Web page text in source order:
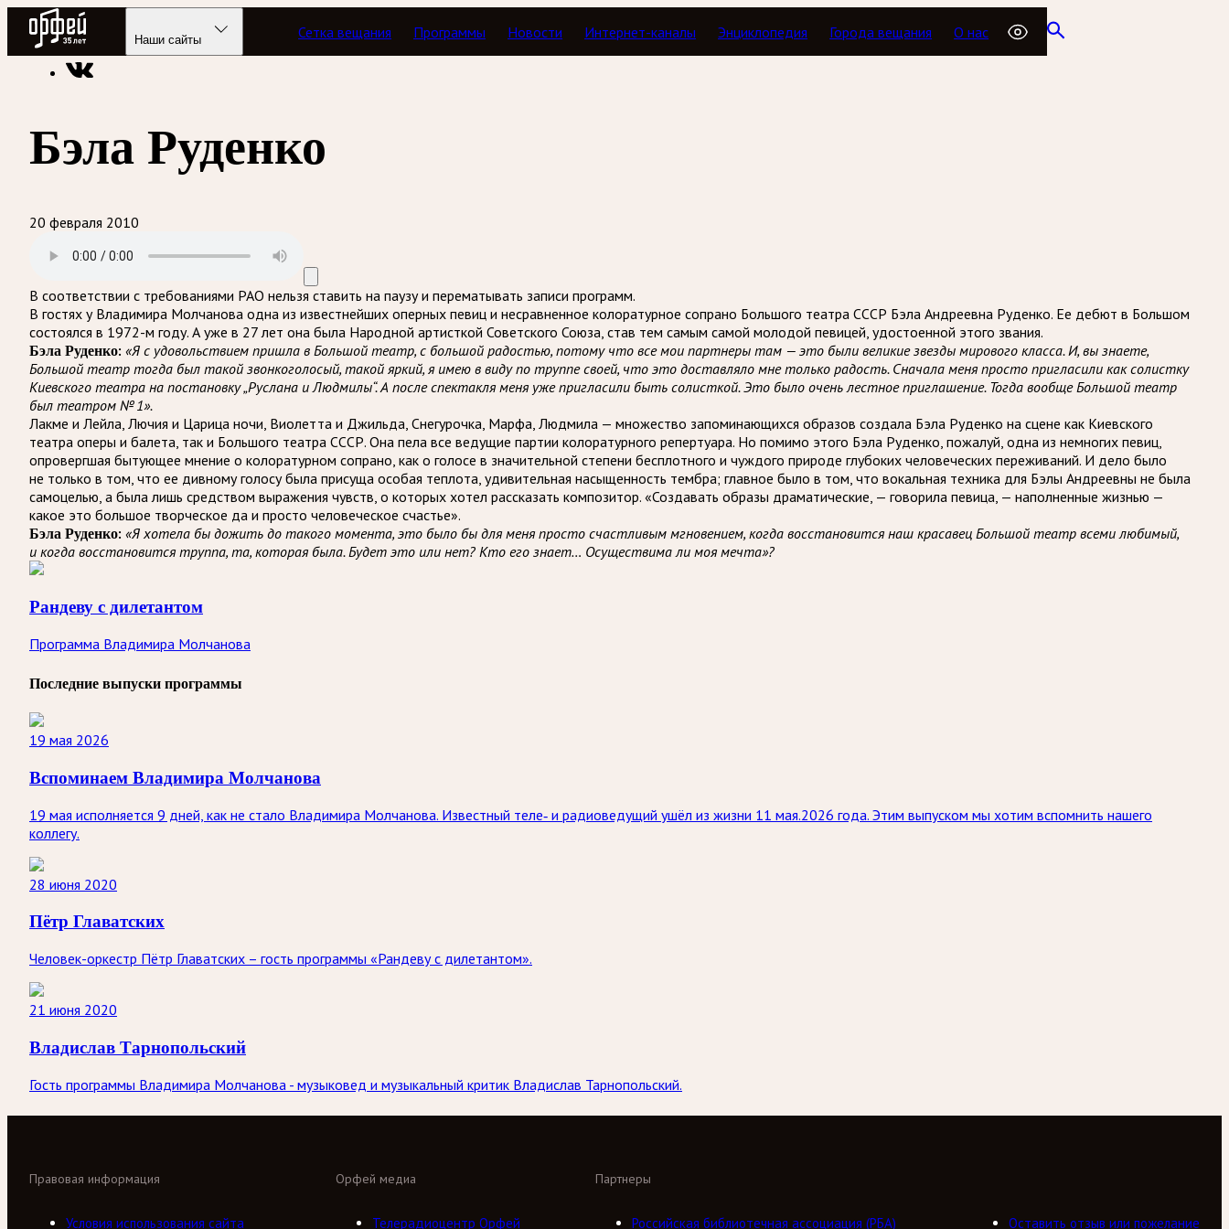
Радио Орфей
Наши сайты Сетка вещания Программы Новости Интернет-каналы Энциклопедия Города вещания О нас
Радио классической музыки «Орфей» Подкасты Рандеву с дилетантом
Бэла Руденко
20 февраля 2010
В соответствии с требованиями РАО нельзя ставить на паузу и перематывать записи программ.
В гостях у Владимира Молчанова одна из известнейших оперных певиц и несравненное колоратурное сопрано Большого театра СССР Бэла Андреевна Руденко. Ее дебют в Большом
состоялся в 1972-м году. А уже в 27 лет она была Народной артисткой Советского Союза, став тем самым самой молодой певицей, удостоенной этого звания.
Бэла Руденко: «Я с удовольствием пришла в Большой театр, с большой радостью, потому что все мои партнеры там — это были великие звезды мирового класса. И, вы знаете,
Большой театр тогда был такой звонкоголосый, такой яркий, я имею в виду по труппе своей, что это доставляло мне только радость. Сначала меня просто пригласили как солистку
Киевского театра на постановку „Руслана и Людмилы“. А после спектакля меня уже пригласили быть солисткой. Это было очень лестное приглашение. Тогда вообще Большой театр
был театром № 1».
Лакме и Лейла, Лючия и Царица ночи, Виолетта и Джильда, Снегурочка, Марфа, Людмила — множество запоминающихся образов создала Бэла Руденко на сцене как Киевского
театра оперы и балета, так и Большого театра СССР. Она пела все ведущие партии колоратурного репертуара. Но помимо этого Бэла Руденко, пожалуй, одна из немногих певиц,
опровергшая бытующее мнение о колоратурном сопрано, как о голосе в значительной степени бесплотного и чуждого природе глубоких человеческих переживаний. И дело было
не только в том, что ее дивному голосу была присуща особая теплота, удивительная насыщенность тембра; главное было в том, что вокальная техника для Бэлы Андреевны не была
самоцелью, а была лишь средством выражения чувств, о которых хотел рассказать композитор. «Создавать образы драматические, — говорила певица, — наполненные жизнью —
какое это большое творческое да и просто человеческое счастье».
Бэла Руденко: «Я хотела бы дожить до такого момента, это было бы для меня просто счастливым мгновением, когда восстановится наш красавец Большой театр всеми любимый,
и когда восстановится труппа, та, которая была. Будет это или нет? Кто его знает… Осуществима ли моя мечта»?
Рандеву с дилетантом
Программа Владимира Молчанова
Последние выпуски программы
19 мая 2026
Вспоминаем Владимира Молчанова
19 мая исполняется 9 дней, как не стало Владимира Молчанова. Известный теле‑ и радиоведущий ушёл из жизни 11 мая.2026 года. Этим выпуском мы хотим вспомнить нашего
коллегу.
28 июня 2020
Пётр Главатских
Человек-оркестр Пётр Главатских – гость программы «Рандеву с дилетантом».
21 июня 2020
Владислав Тарнопольский
Гость программы Владимира Молчанова - музыковед и музыкальный критик Владислав Тарнопольский.
Орфей медиа
Телерадиоцентр Орфей
Партнеры
Российская библиотечная ассоциация (РБА)
Правовая информация
Условия использования сайта Оставить отзыв или пожелание